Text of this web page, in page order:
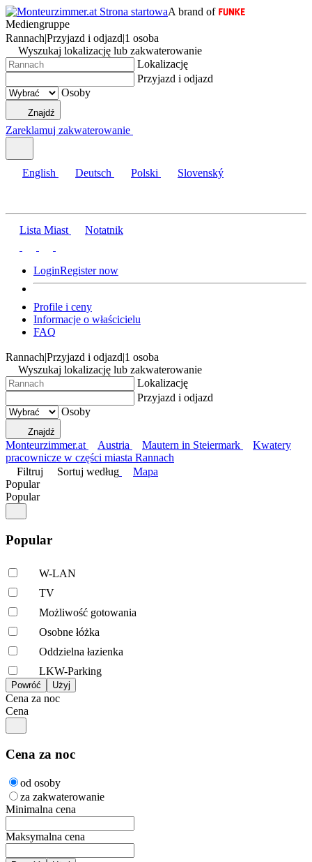
A brand of
Mediengruppe
Rannach|Przyjazd i odjazd|1 osoba
Wyszukaj lokalizację lub zakwaterowanie
Lokalizację
Przyjazd i odjazd
Osoby
Znajdź
Zareklamuj zakwaterowanie
English Deutsch Polski Slovenský
Lista Miast Notatnik
LoginRegister now
Profile i ceny
Informacje o właścicielu
FAQ
Rannach|Przyjazd i odjazd|1 osoba
Wyszukaj lokalizację lub zakwaterowanie
Lokalizację
Przyjazd i odjazd
Osoby
Znajdź
Monteurzimmer.at Austria Mautern in Steiermark
Kwatery
pracownicze w części miasta Rannach
Filtruj
Sortuj według
Mapa
Popular
Popular
Popular
W-LAN
TV
Możliwość gotowania
Osobne łóżka
Oddzielna łazienka
LKW-Parking
Cena za noc
Cena
Cena za noc
od osoby
za zakwaterowanie
Minimalna cena
Maksymalna cena